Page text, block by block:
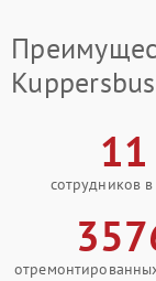
11
сотрудников